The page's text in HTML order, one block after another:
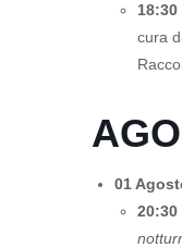
18:30
cura
01
20:30